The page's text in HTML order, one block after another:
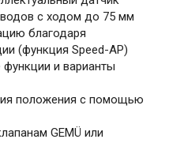
с ходом до 75 мм
благодаря
(функция Speed-AP)
и варианты
положения с помощью
GEMÜ или